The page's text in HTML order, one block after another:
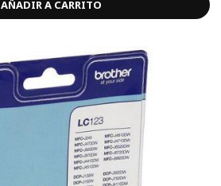
AÑADIR A CARRITO